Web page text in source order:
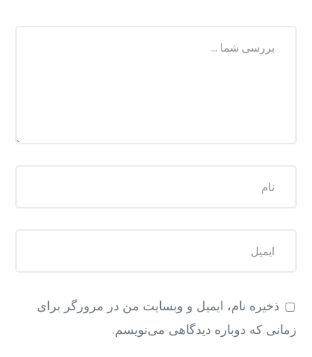
ذخیره نام، ایمیل و وبسایت من در مرورگر برای
زمانی که دوباره دیدگاهی می‌نویسم.